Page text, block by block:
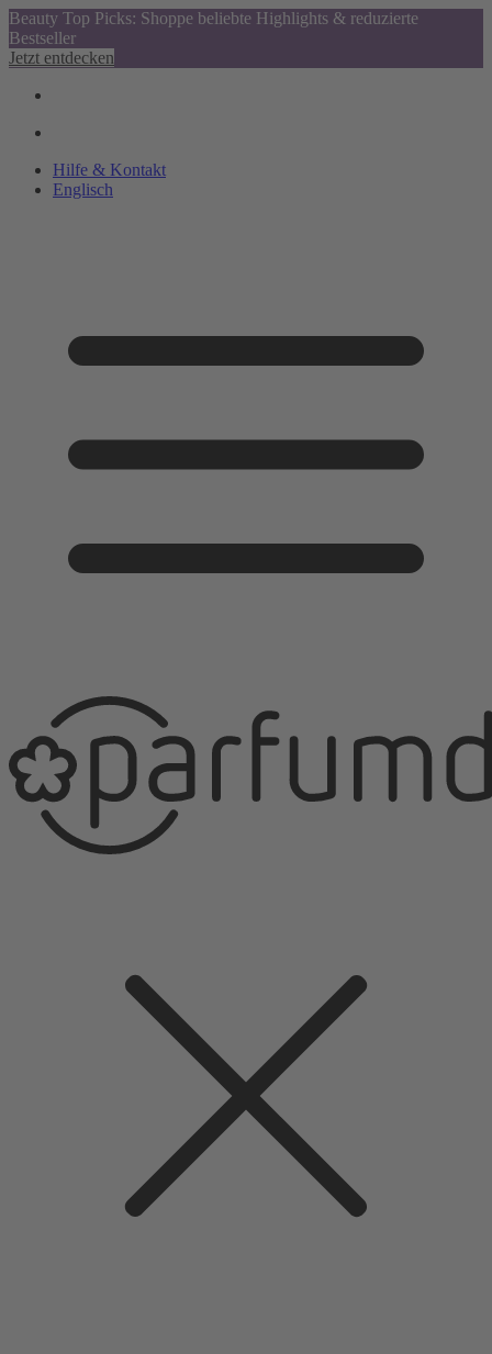
Beauty Top Picks: Shoppe beliebte Highlights & reduzierte
Bestseller
Jetzt entdecken
Hilfe & Kontakt
Englisch